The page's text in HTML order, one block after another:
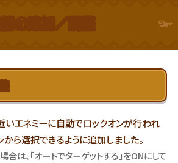
の追加／調整
エネミーに自動でロックオンが行われ
から選択できるように追加しました。
は、「オートでターゲットする」をONにして